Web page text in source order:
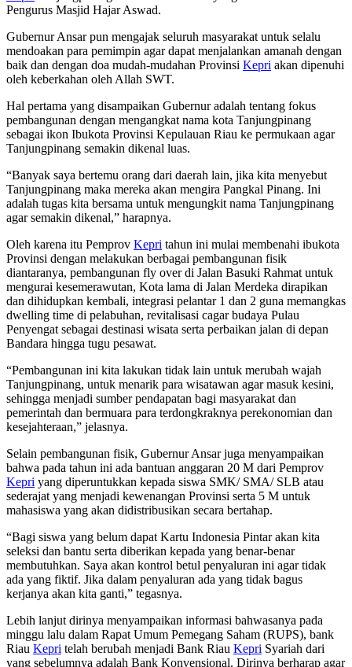
Pengurus Masjid Hajar Aswad.
Gubernur Ansar pun mengajak seluruh masyarakat untuk selalu
mendoakan para pemimpin agar dapat menjalankan amanah dengan
baik dan dengan doa mudah-mudahan Provinsi Kepri akan dipenuhi
oleh keberkahan oleh Allah SWT.
Hal pertama yang disampaikan Gubernur adalah tentang fokus
pembangunan dengan mengangkat nama kota Tanjungpinang
sebagai ikon Ibukota Provinsi Kepulauan Riau ke permukaan agar
Tanjungpinang semakin dikenal luas.
“Banyak saya bertemu orang dari daerah lain, jika kita menyebut
Tanjungpinang maka mereka akan mengira Pangkal Pinang. Ini
adalah tugas kita bersama untuk mengungkit nama Tanjungpinang
agar semakin dikenal,” harapnya.
Oleh karena itu Pemprov Kepri tahun ini mulai membenahi ibukota
Provinsi dengan melakukan berbagai pembangunan fisik
diantaranya, pembangunan fly over di Jalan Basuki Rahmat untuk
mengurai kesemerawutan, Kota lama di Jalan Merdeka dirapikan
dan dihidupkan kembali, integrasi pelantar 1 dan 2 guna memangkas
dwelling time di pelabuhan, revitalisasi cagar budaya Pulau
Penyengat sebagai destinasi wisata serta perbaikan jalan di depan
Bandara hingga tugu pesawat.
“Pembangunan ini kita lakukan tidak lain untuk merubah wajah
Tanjungpinang, untuk menarik para wisatawan agar masuk kesini,
sehingga menjadi sumber pendapatan bagi masyarakat dan
pemerintah dan bermuara para terdongkraknya perekonomian dan
kesejahteraan,” jelasnya.
Selain pembangunan fisik, Gubernur Ansar juga menyampaikan
bahwa pada tahun ini ada bantuan anggaran 20 M dari Pemprov
Kepri yang diperuntukkan kepada siswa SMK/ SMA/ SLB atau
sederajat yang menjadi kewenangan Provinsi serta 5 M untuk
mahasiswa yang akan didistribusikan secara bertahap.
“Bagi siswa yang belum dapat Kartu Indonesia Pintar akan kita
seleksi dan bantu serta diberikan kepada yang benar-benar
membutuhkan. Saya akan kontrol betul penyaluran ini agar tidak
ada yang fiktif. Jika dalam penyaluran ada yang tidak bagus
kerjanya akan kita ganti,” tegasnya.
Lebih lanjut dirinya menyampaikan informasi bahwasanya pada
minggu lalu dalam Rapat Umum Pemegang Saham (RUPS), bank
Riau Kepri telah berubah menjadi Bank Riau Kepri Syariah dari
yang sebelumnya adalah Bank Konvensional. Dirinya berharap agar